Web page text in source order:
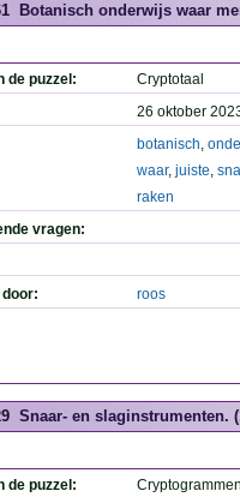
Botanisch onderwijs waar
de puzzel:
Cryptotaal
26 oktober
botanisch,
waar, juiste,
raken
vragen:
roos
Snaar- en slaginstrumenten.
de puzzel: